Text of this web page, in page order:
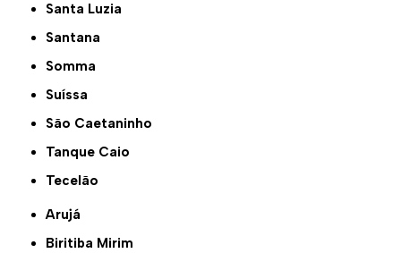
Santa Luzia
Santana
Somma
Suíssa
São Caetaninho
Tanque Caio
Tecelão
Arujá
Biritiba Mirim